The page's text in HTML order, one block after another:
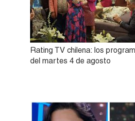
Rating TV chilena: los
del martes 4 de agosto